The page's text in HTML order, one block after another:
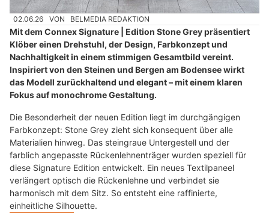
02.06.26 VON BELMEDIA REDAKTION
Mit dem Connex Signature | Edition Stone Grey präsentiert
Klöber einen Drehstuhl, der Design, Farbkonzept und
Nachhaltigkeit in einem stimmigen Gesamtbild vereint.
Inspiriert von den Steinen und Bergen am Bodensee wirkt
das Modell zurückhaltend und elegant – mit einem klaren
Fokus auf monochrome Gestaltung.
Die Besonderheit der neuen Edition liegt im durchgängigen
Farbkonzept: Stone Grey zieht sich konsequent über alle
Materialien hinweg. Das steingraue Untergestell und der
farblich angepasste Rückenlehnenträger wurden speziell für
diese Signature Edition entwickelt. Ein neues Textilpaneel
verlängert optisch die Rückenlehne und verbindet sie
harmonisch mit dem Sitz. So entsteht eine raffinierte,
einheitliche Silhouette.